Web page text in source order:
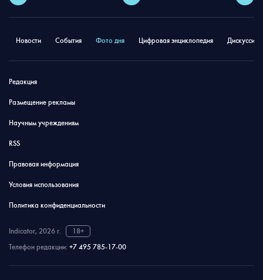
Новости События Фото дня Цифровая энциклопедия
Редакция
Размещение рекламы
Научным учреждениям
RSS
Правовая информация
Условия использования
Политика конфиденциальности
Indicator, 2026 г.
18+
Телефон редакции: +7 495 785-17-00